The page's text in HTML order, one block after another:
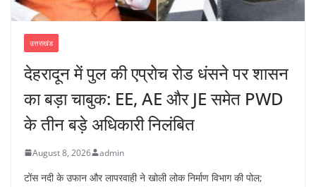
उत्तराखंड
देहरादून में पुल की एप्रोच रोड धंसने पर शासन
का बड़ा चाबुक: EE, AE और JE समेत PWD
के तीन बड़े अधिकारी निलंबित
August 8, 2026 admin
टोंस नदी के उफान और लापरवाही ने खोली लोक निर्माण विभाग की पोल;